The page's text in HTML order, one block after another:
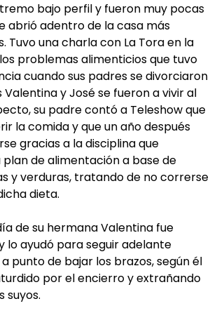
bajo perfil y fueron muy pocas
abrió adentro de la casa más
Tuvo una charla con La Tora en la
problemas alimenticios que tuvo
cuando sus padres se divorciaron
Valentina y José se fueron a vivir al
su padre contó a Teleshow que
la comida y que un año después
gracias a la disciplina que
plan de alimentación a base de
y verduras, tratando de no correrse
dieta.
de su hermana Valentina fue
ayudó para seguir adelante
punto de bajar los brazos, según él
por el encierro y extrañando
suyos.